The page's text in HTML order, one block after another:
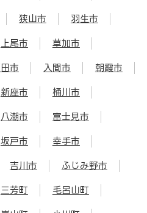
狭山市 羽生市
上尾市 草加市
市 入間市 朝霞市
新座市 桶川市
八潮市 富士見市
坂戸市 幸手市
吉川市 ふじみ野市
三芳町 毛呂山町